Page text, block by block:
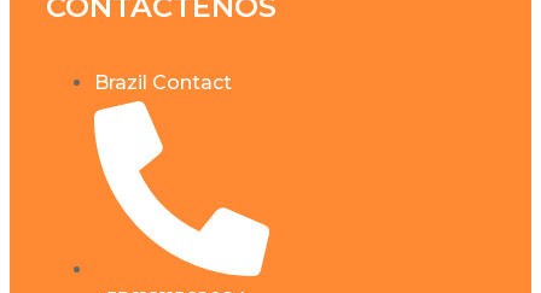
Brazil Contact